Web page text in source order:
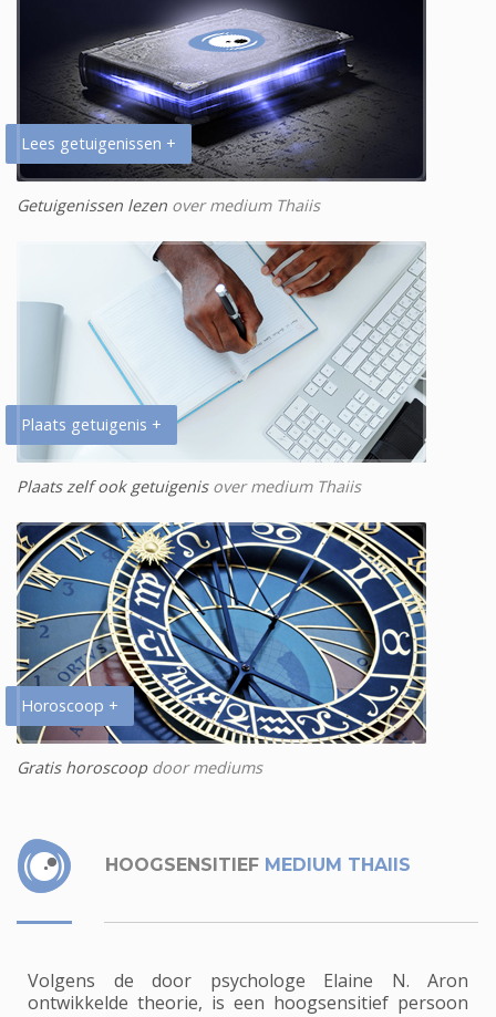
Lees getuigenissen +
Getuigenissen lezen over medium Thaiis
Plaats getuigenis +
Plaats zelf ook getuigenisover medium Thaiis
Horoscoop +
Gratis horoscoopdoor mediums
HOOGSENSITIEF MEDIUM THAIIS
Volgens de door psychologe Elaine N. Aron
ontwikkelde theorie, is een hoogsensitief persoon